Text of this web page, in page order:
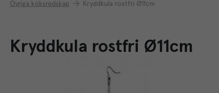
Övriga köksredskap Kryddkula rostfri Ø11cm
Kryddkula rostfri Ø11cm